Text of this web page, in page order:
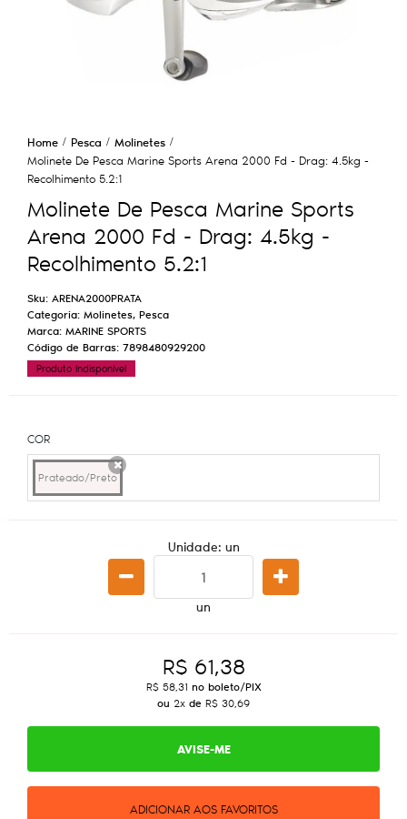
Home Pesca
Molinetes
Molinete De Pesca Marine Sports Arena 2000 Fd - Drag: 4.5kg -
Recolhimento 5.2:1
Molinete De Pesca Marine Sports
Arena 2000 Fd - Drag: 4.5kg -
Recolhimento 5.2:1
Sku: ARENA2000PRATA
Categoria: Molinetes, Pesca
Marca: MARINE SPORTS
Código de Barras: 7898480929200
Produto Indisponível
COR
Prateado/Preto
x
Unidade: un
un
R$ 61,38
R$ 58,31 no boleto/PIX
ou 2x de R$ 30,69
AVISE-ME
ADICIONAR AOS FAVORITOS